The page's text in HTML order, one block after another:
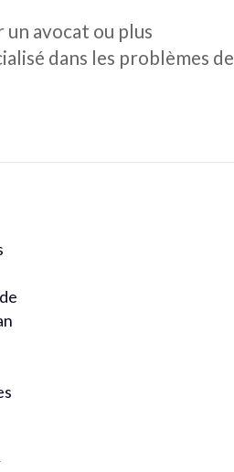
un avocat ou plus
dans les problèmes de